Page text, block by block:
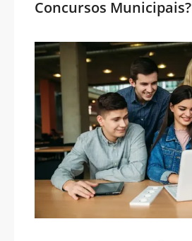
Concursos Municipais?